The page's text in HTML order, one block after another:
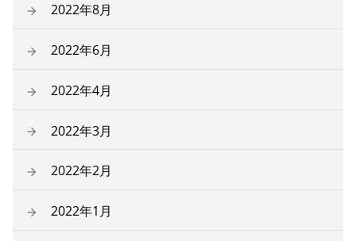
2022年8月
2022年6月
2022年4月
2022年3月
2022年2月
2022年1月